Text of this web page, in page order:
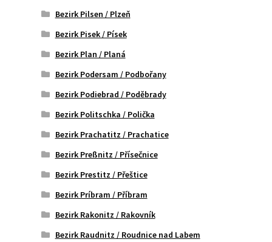
Bezirk Pilsen / Plzeň
Bezirk Pisek / Písek
Bezirk Plan / Planá
Bezirk Podersam / Podbořany
Bezirk Podiebrad / Poděbrady
Bezirk Politschka / Polička
Bezirk Prachatitz / Prachatice
Bezirk Preßnitz / Přísečnice
Bezirk Prestitz / Přeštice
Bezirk Príbram / Příbram
Bezirk Rakonitz / Rakovník
Bezirk Raudnitz / Roudnice nad Labem